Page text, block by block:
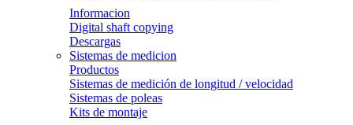
Informacion
Digital shaft copying
Descargas
Sistemas de medicion
Productos
Sistemas de medición de longitud / velocidad
Sistemas de poleas
Kits de montaje